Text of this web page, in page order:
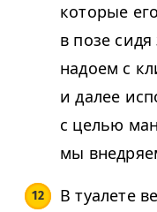
которые
в позе
надоем с
и далее
с целью
мы
В туалете